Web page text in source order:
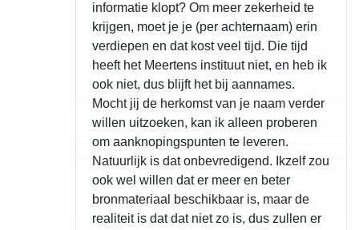
informatie klopt? Om meer zekerheid te
krijgen, moet je je (per achternaam) erin
verdiepen en dat kost veel tijd. Die tijd
heeft het Meertens instituut niet, en heb ik
ook niet, dus blijft het bij aannames.
Mocht jij de herkomst van je naam verder
willen uitzoeken, kan ik alleen proberen
om aanknopingspunten te leveren.
Natuurlijk is dat onbevredigend. Ikzelf zou
ook wel willen dat er meer en beter
bronmateriaal beschikbaar is, maar de
realiteit is dat dat niet zo is, dus zullen er